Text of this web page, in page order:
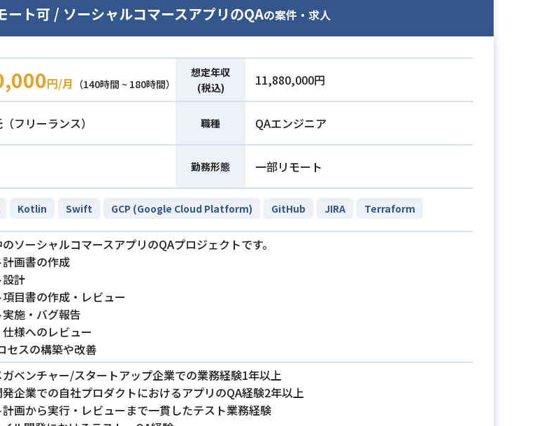
ート可 / ソーシャルコマースアプリのQAの案件・求人
円/月 （140時間 ~ 180時間）
想定年収
(税込)
11,880,000円
フリーランス） 職種 QAエンジニア
勤務形態 一部リモート
Kotlin Swift GCP (Google Cloud Platform) GitHub JIRA Terraform
ソーシャルコマースアプリのQAプロジェクトです。
計画書の作成
設計
項目書の作成・レビュー
実施・バグ報告
仕様へのレビュー
セスの構築や改善
ガベンチャー/スタートアップ企業での業務経験1年以上
発企業での自社プロダクトにおけるアプリのQA経験2年以上
計画から実行・レビューまで一貫したテスト業務経験